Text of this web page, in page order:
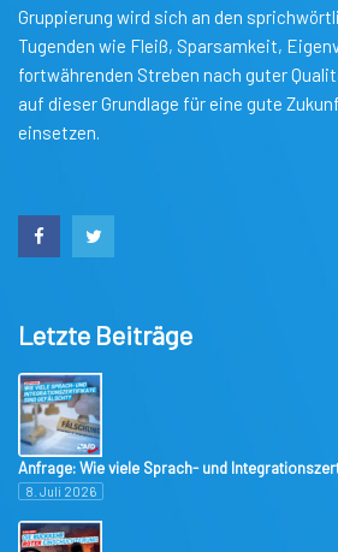
Gruppierung wird sich an den
Tugenden wie Fleiß, Sparsamkeit,
fortwährenden Streben nach guter
auf dieser Grundlage für eine gute
einsetzen.
Letzte Beiträge
Anfrage: Wie viele Sprach- und
8. Juli 2026